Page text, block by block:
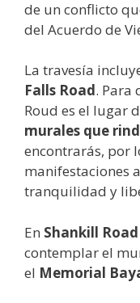
de un conflicto
del Acuerdo de
La travesía
Falls Road. Para
Roud es el lugar
murales que
encontrarás, por
manifestaciones
tranquilidad y
En Shankill Road
contemplar el
el Memorial